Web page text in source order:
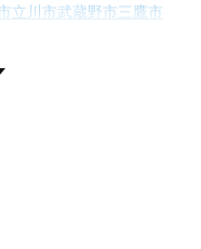
立川市武蔵野市三鷹市
市